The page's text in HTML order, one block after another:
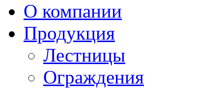
О компании
Продукция
Лестницы
Ограждения